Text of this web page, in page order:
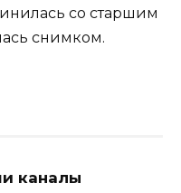
со старшим
снимком.
каналы